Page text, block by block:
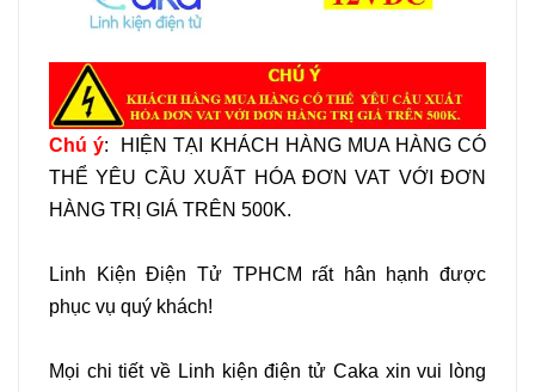
Chú ý: HIỆN TẠI KHÁCH HÀNG MUA HÀNG CÓ
THỂ YÊU CẦU XUẤT HÓA ĐƠN VAT VỚI ĐƠN
HÀNG TRỊ GIÁ TRÊN 500K.
Linh Kiện Điện Tử TPHCM rất hân hạnh được
phục vụ quý khách!
Mọi chi tiết về Linh kiện điện tử Caka xin vui lòng